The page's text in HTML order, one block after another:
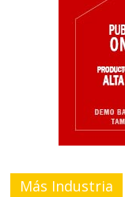
Más Industria